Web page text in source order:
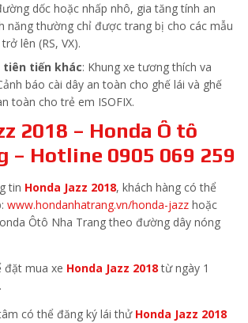
dốc hoặc nhấp nhô, gia tăng tính an
năng thường chỉ được trang bị cho các mẫu
lên (RS, VX).
tiên tiến khác: Khung xe tương thích va
báo cài dây an toàn cho ghế lái và ghế
toàn cho trẻ em ISOFIX.
2018 – Honda Ô tô
– Hotline 0905 069 259
tin Honda Jazz 2018, khách hàng có thể
www.hondanhatrang.vn/honda-jazz hoặc
Ôtô Nha Trang theo đường dây nóng
đặt mua xe Honda Jazz 2018từ ngày 1
có thể đăng ký lái thử Honda Jazz 2018